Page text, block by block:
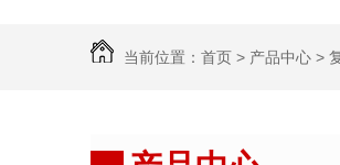
当前位置： 首页 > 产品中心 >